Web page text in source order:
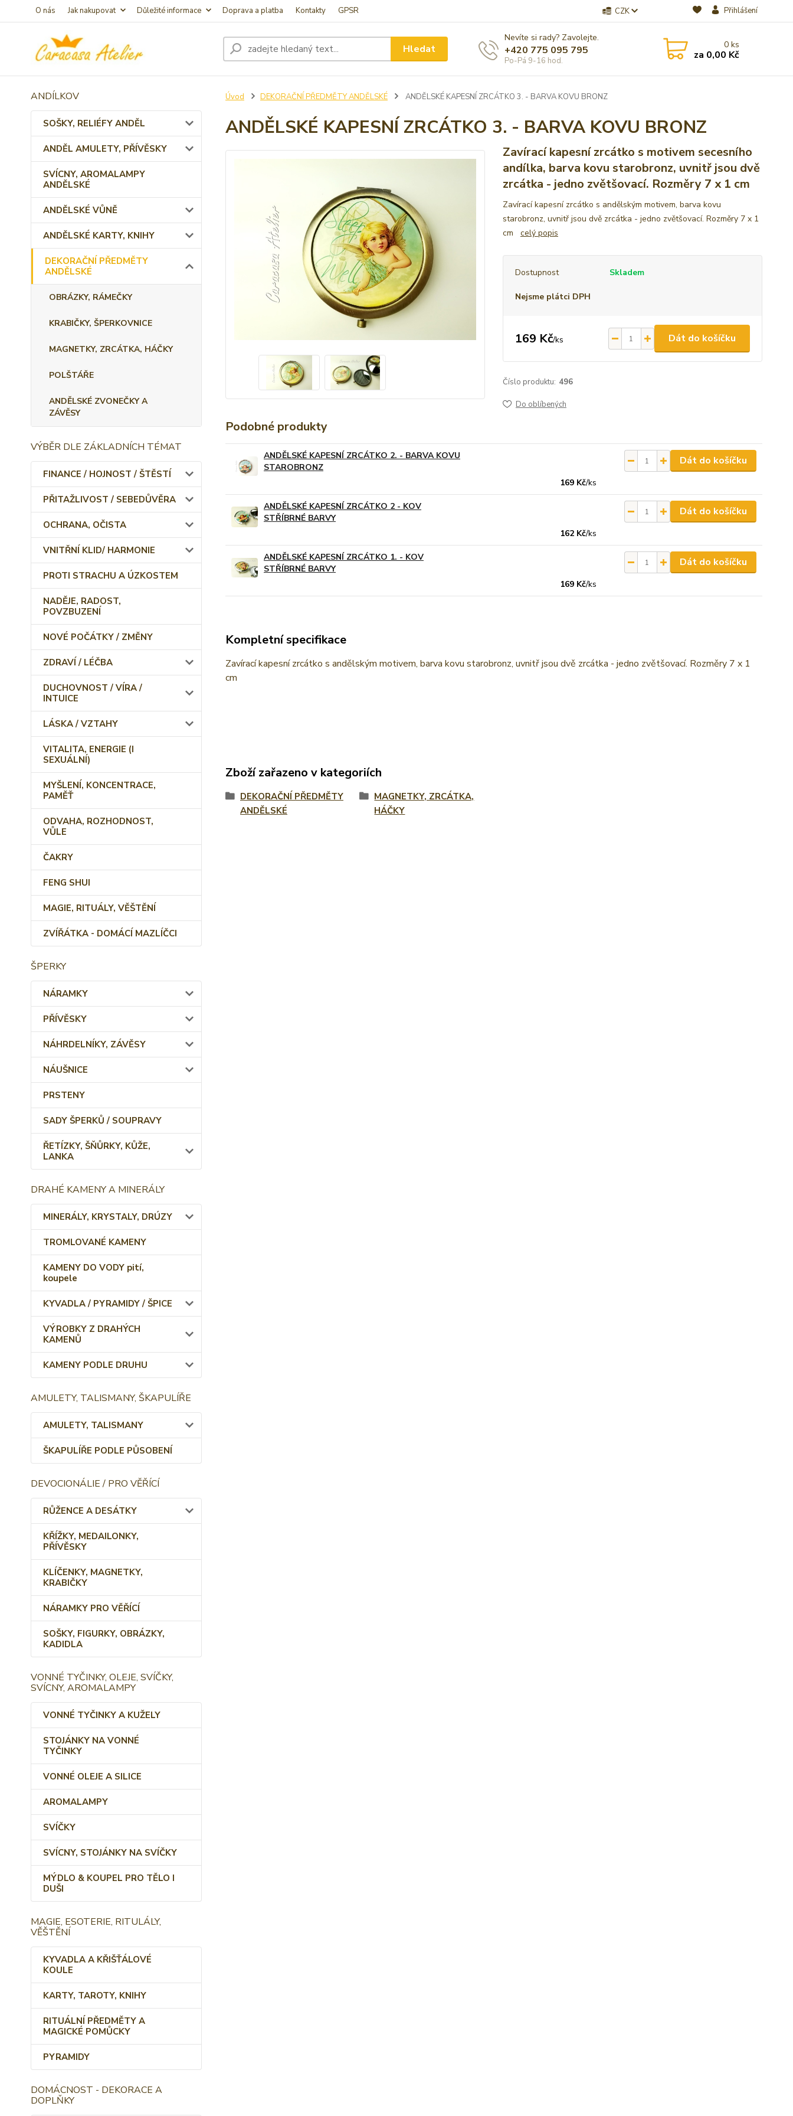
O nás Jak nakupovat Důležité informace Doprava a platba Kontakty GPSR CZK Přihlášení
Hledat
Nevíte si rady? Zavolejte.
+420 775 095 795
Po-Pá 9-16 hod.
0ks
za 0,00 Kč
ANDÍLKOV
SOŠKY, RELIÉFY ANDĚL
ANDĚL AMULETY, PŘÍVĚSKY
SVÍCNY, AROMALAMPY
ANDĚLSKÉ
ANDĚLSKÉ VŮNĚ
ANDĚLSKÉ KARTY, KNIHY
DEKORAČNÍ PŘEDMĚTY
ANDĚLSKÉ
OBRÁZKY, RÁMEČKY
KRABIČKY, ŠPERKOVNICE
MAGNETKY, ZRCÁTKA, HÁČKY
POLŠTÁŘE
ANDĚLSKÉ ZVONEČKY A
ZÁVĚSY
VÝBĚR DLE ZÁKLADNÍCH TÉMAT
FINANCE / HOJNOST / ŠTĚSTÍ
PŘITAŽLIVOST / SEBEDŮVĚRA
OCHRANA, OČISTA
VNITŘNÍ KLID/ HARMONIE
PROTI STRACHU A ÚZKOSTEM
NADĚJE, RADOST,
POVZBUZENÍ
NOVÉ POČÁTKY / ZMĚNY
ZDRAVÍ / LÉČBA
DUCHOVNOST / VÍRA /
INTUICE
LÁSKA / VZTAHY
VITALITA, ENERGIE (I
SEXUÁLNÍ)
MYŠLENÍ, KONCENTRACE,
PAMĚŤ
ODVAHA, ROZHODNOST,
VŮLE
ČAKRY
FENG SHUI
MAGIE, RITUÁLY, VĚŠTĚNÍ
ZVÍŘÁTKA - DOMÁCÍ MAZLÍČCI
ŠPERKY
NÁRAMKY
PŘÍVĚSKY
NÁHRDELNÍKY, ZÁVĚSY
NÁUŠNICE
PRSTENY
SADY ŠPERKŮ / SOUPRAVY
ŘETÍZKY, ŠŇŮRKY, KŮŽE,
LANKA
DRAHÉ KAMENY A MINERÁLY
MINERÁLY, KRYSTALY, DRÚZY
TROMLOVANÉ KAMENY
KAMENY DO VODY pití,
koupele
KYVADLA / PYRAMIDY / ŠPICE
VÝROBKY Z DRAHÝCH
KAMENŮ
KAMENY PODLE DRUHU
AMULETY, TALISMANY, ŠKAPULÍŘE
AMULETY, TALISMANY
ŠKAPULÍŘE PODLE PŮSOBENÍ
DEVOCIONÁLIE / PRO VĚŘÍCÍ
RŮŽENCE A DESÁTKY
KŘÍŽKY, MEDAILONKY,
PŘÍVĚSKY
KLÍČENKY, MAGNETKY,
KRABIČKY
NÁRAMKY PRO VĚŘÍCÍ
SOŠKY, FIGURKY, OBRÁZKY,
KADIDLA
VONNÉ TYČINKY, OLEJE, SVÍČKY,
SVÍCNY, AROMALAMPY
VONNÉ TYČINKY A KUŽELY
STOJÁNKY NA VONNÉ
TYČINKY
VONNÉ OLEJE A SILICE
AROMALAMPY
SVÍČKY
SVÍCNY, STOJÁNKY NA SVÍČKY
MÝDLO & KOUPEL PRO TĚLO I
DUŠI
MAGIE, ESOTERIE, RITULÁLY,
VĚŠTĚNÍ
KYVADLA A KŘIŠŤÁLOVÉ
KOULE
KARTY, TAROTY, KNIHY
RITUÁLNÍ PŘEDMĚTY A
MAGICKÉ POMŮCKY
PYRAMIDY
DOMÁCNOST - DEKORACE A
DOPLŇKY
Úvod DEKORAČNÍ PŘEDMĚTY ANDĚLSKÉ ANDĚLSKÉ KAPESNÍ ZRCÁTKO 3. - BARVA KOVU BRONZ
ANDĚLSKÉ KAPESNÍ ZRCÁTKO 3. - BARVA KOVU BRONZ
Zavírací kapesní zrcátko s motivem secesního
andílka, barva kovu starobronz, uvnitř jsou dvě
zrcátka - jedno zvětšovací. Rozměry 7 x 1 cm
Zavírací kapesní zrcátko s andělským motivem, barva kovu
starobronz, uvnitř jsou dvě zrcátka - jedno zvětšovací. Rozměry 7 x 1
cm celý popis
Dostupnost Skladem
Nejsme plátci DPH
169 Kč/ks Dát do košíčku
Číslo produktu: 496
Do oblíbených
Podobné produkty
ANDĚLSKÉ KAPESNÍ ZRCÁTKO 2. - BARVA KOVU
STAROBRONZ
169 Kč/ks
Dát do košíčku
ANDĚLSKÉ KAPESNÍ ZRCÁTKO 2 - KOV
STŘÍBRNÉ BARVY
162 Kč/ks
Dát do košíčku
ANDĚLSKÉ KAPESNÍ ZRCÁTKO 1. - KOV
STŘÍBRNÉ BARVY
169 Kč/ks
Dát do košíčku
Kompletní specifikace
Zavírací kapesní zrcátko s andělským motivem, barva kovu starobronz, uvnitř jsou dvě zrcátka - jedno zvětšovací. Rozměry 7 x 1
cm
Zboží zařazeno v kategoriích
DEKORAČNÍ PŘEDMĚTY
ANDĚLSKÉ
MAGNETKY, ZRCÁTKA,
HÁČKY